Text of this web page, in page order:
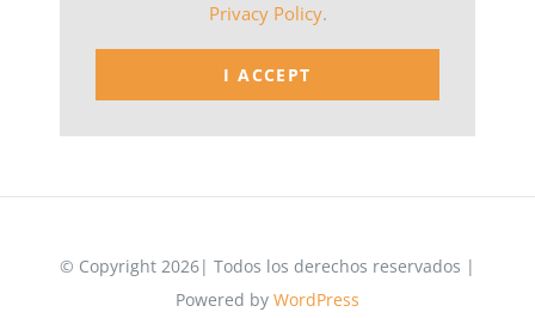
Privacy Policy.
I ACCEPT
© Copyright 2026| Todos los derechos reservados |
Powered by WordPress